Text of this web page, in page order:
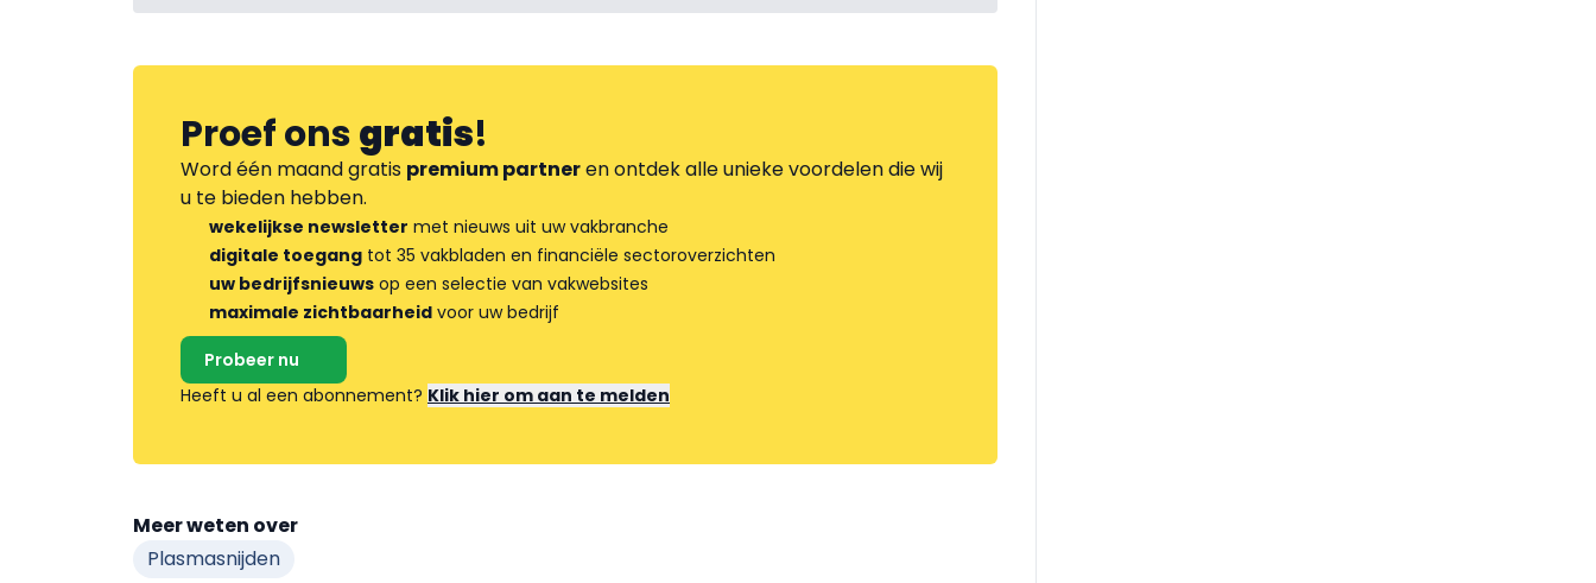
Proef onsgratis!
Word één maand gratis premium partneren ontdek alle unieke voordelen die wij
u te bieden hebben.
wekelijkse newsletter met nieuws uit uw vakbranche
digitale toegang tot 35 vakbladen en financiële sectoroverzichten
uw bedrijfsnieuws op een selectie van vakwebsites
maximale zichtbaarheid voor uw bedrijf
Probeer nu
Heeft u al een abonnement? Klik hier om aan te melden
Meer weten over
Plasmasnijden